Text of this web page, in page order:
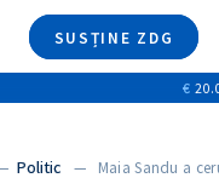
SUSȚINE ZDG
€
Politic — Maia Sandu a